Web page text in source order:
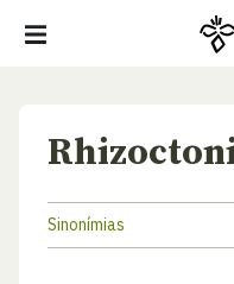
Sinonímias